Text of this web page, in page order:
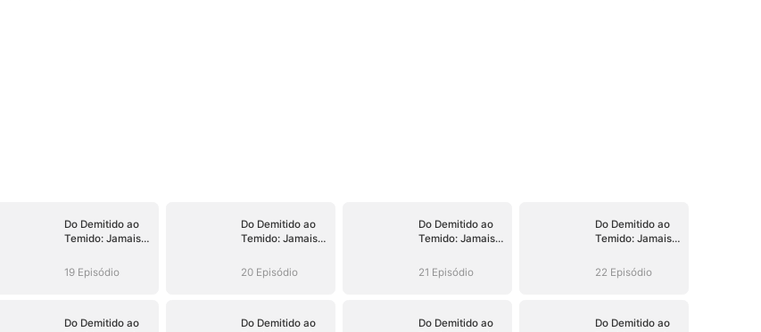
Do Demitido ao
Temido: Jamais
19 Episódio
Do Demitido ao
Temido: Jamais
20 Episódio
Do Demitido ao
Temido: Jamais
21 Episódio
Do Demitido ao
Temido: Jamais
22 Episódio
Do Demitido ao
Do Demitido ao
Do Demitido ao
Do Demitido ao